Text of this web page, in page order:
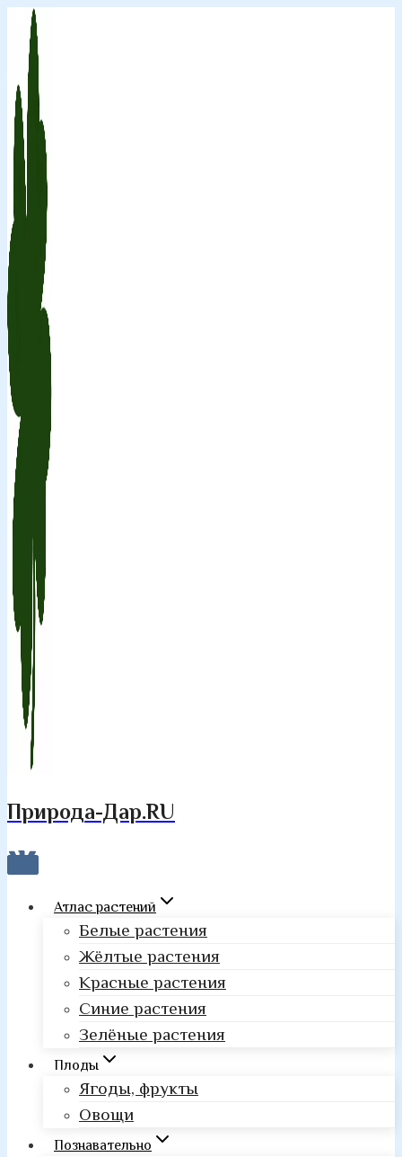
Перейти
содержимому
Природа-Дар.RU
Атлас растений
Белые растения
Жёлтые растения
Красные растения
Синие растения
Зелёные растения
Плоды
Ягоды, фрукты
Овощи
Познавательно